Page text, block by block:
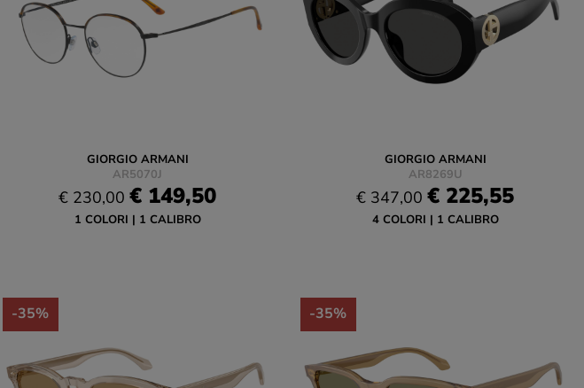
GIORGIO ARMANI
AR5070J
€ 230,00 € 149,50
1 COLORI 1 CALIBRO
GIORGIO ARMANI
AR8269U
€ 347,00 € 225,55
4 COLORI 1 CALIBRO
-35% -35%